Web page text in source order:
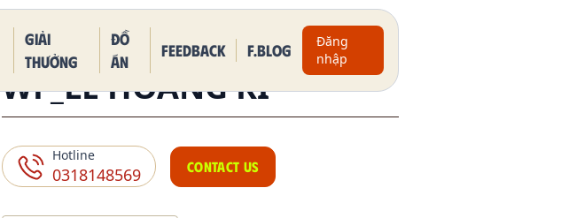
Giải
thưởng
Đồ
án
Feedback F.BLOG
Đăng
nhập
WF_LÊ HOÀNG KÌ
Hotline
0318148569 CONTACT US